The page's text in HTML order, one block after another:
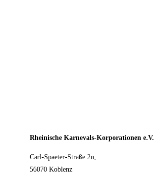
Rheinische Karnevals-Korporationen e.V.
Carl-Spaeter-Straße 2n,
56070 Koblenz